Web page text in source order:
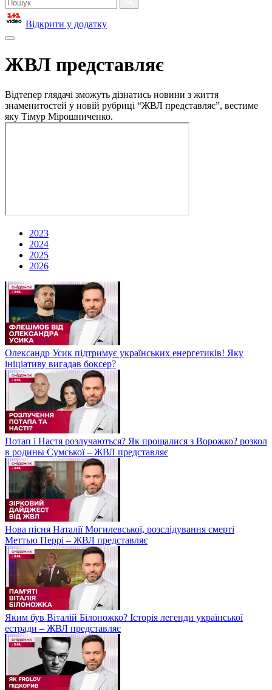
Відкрити у додатку
ЖВЛ представляє
Відтепер глядачі зможуть дізнатись новини з життя
знаменитостей у новій рубриці “ЖВЛ представляє”, вестиме
яку Тімур Мірошниченко.
2023
2024
2025
2026
Олександр Усик підтримує українських енергетиків! Яку
ініціативу вигадав боксер?
Потап і Настя розлучаються? Як прощалися з Ворожко? розкол
в родины Сумської – ЖВЛ представляє
Нова пісня Наталії Могилевської, розслідування смерті
Меттью Перрі – ЖВЛ представляє
Яким був Віталій Білоножко? Історія легенди української
естради – ЖВЛ представляє